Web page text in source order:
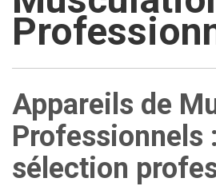
Appareils de
Professionnels
sélection